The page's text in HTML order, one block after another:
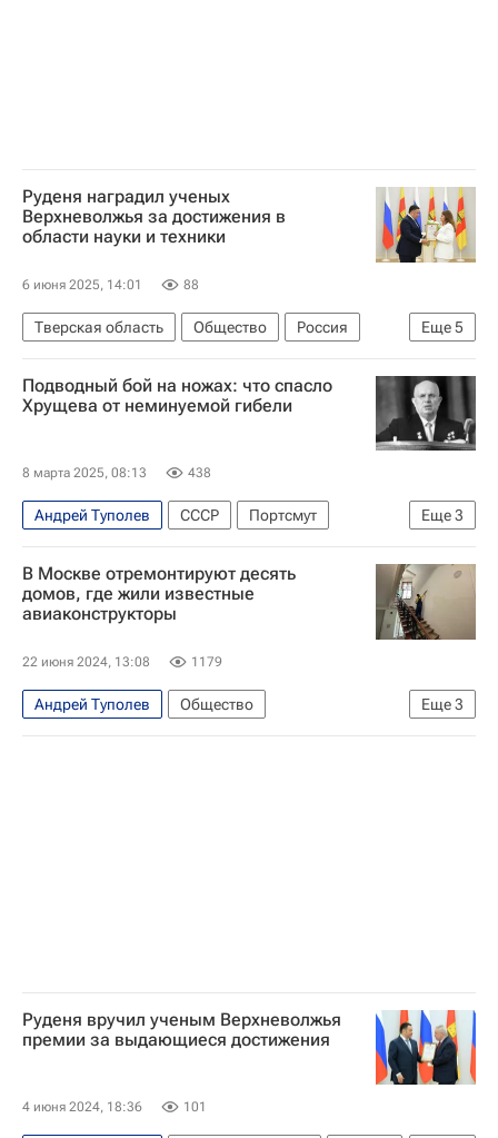
Руденя наградил ученых
Верхневолжья за достижения в
области науки и техники
6 июня 2025, 14:01 88
Еще5
Тверская область Общество
Россия
Тверь
Кувшиново
Игорь Руденя
Владимир Васильев
Сергей Егоров
Подводный бой на ножах: что спасло
Хрущева от неминуемой гибели
8 марта 2025, 08:13 438
Еще3
Андрей Туполев СССР
Портсмут
Великобритания
Никита Хрущев
Игорь Курчатов
В Москве отремонтируют десять
домов, где жили известные
авиаконструкторы
22 июня 2024, 13:08 1179
Еще3
Андрей Туполев
Общество
Городское хозяйство Москвы
Москва
Руденя вручил ученым Верхневолжья
премии за выдающиеся достижения
4 июня 2024, 18:36 101